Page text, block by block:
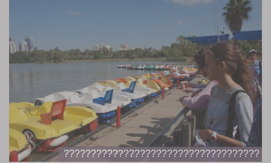
????????????????????????????????????